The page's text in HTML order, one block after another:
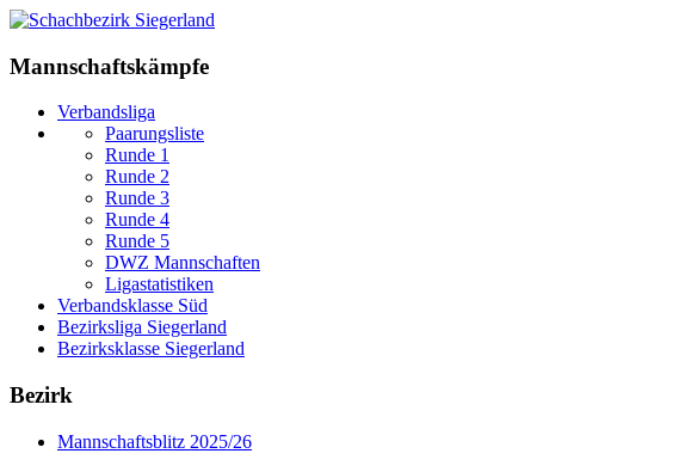
Mannschaftskämpfe
Verbandsliga
Paarungsliste
Runde 1
Runde 2
Runde 3
Runde 4
Runde 5
DWZ Mannschaften
Ligastatistiken
Verbandsklasse Süd
Bezirksliga Siegerland
Bezirksklasse Siegerland
Bezirk
Mannschaftsblitz 2025/26